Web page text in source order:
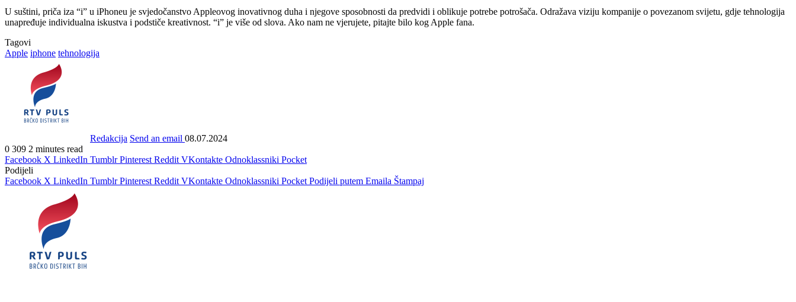
U suštini, priča iza “i” u iPhoneu je svjedočanstvo Appleovog inovativnog duha i njegove sposobnosti da predvidi i oblikuje potrebe potrošača. Odražava viziju kompanije o povezanom svijetu, gdje tehnologija
unapređuje individualna iskustva i podstiče kreativnost. “i” je više od slova. Ako nam ne vjerujete, pitajte bilo kog Apple fana.
Tagovi
Apple iphone tehnologija
Redakcija Send an email 08.07.2024
0 309 2 minutes read
Facebook X LinkedIn Tumblr Pinterest Reddit VKontakte Odnoklassniki Pocket
Podijeli
Facebook X LinkedIn Tumblr Pinterest Reddit VKontakte Odnoklassniki Pocket Podijeli putem Emaila Štampaj